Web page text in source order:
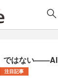
ではない——AI
注目記事